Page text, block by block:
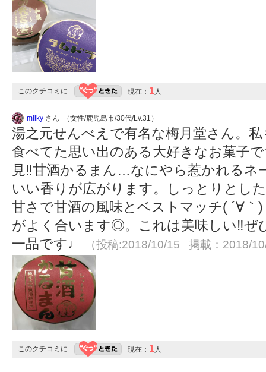
このクチコミに 現在： 1人
milky さん （女性/鹿児島市/30代/Lv.31）
湯之元せんべえで有名な梅月堂さん。
食べてた思い出のある大好きなお菓子
見‼︎甘酒かるまん…なにやら惹かれるネ
いい香りが広がります。しっとりとし
甘さで甘酒の風味とベストマッチ( ´∀
がよく合います◎。これは美味しい‼️ぜ
一品です♩
（投稿:2018/10/15 掲載：2018/
このクチコミに 現在： 1人